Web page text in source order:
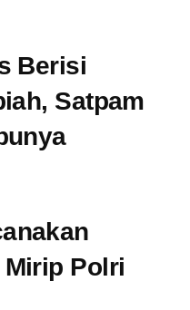
Berisi
Satpam
Mirip Polri